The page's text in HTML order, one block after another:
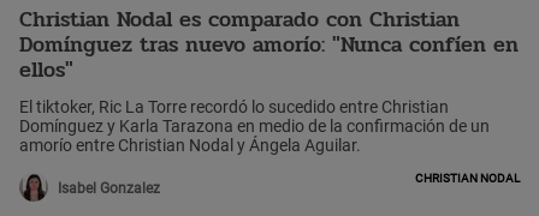
Christian Nodal es comparado con Christian
Domínguez tras nuevo amorío: "Nunca confíen en
ellos"
El tiktoker, Ric La Torre recordó lo sucedido entre Christian
Domínguez y Karla Tarazona en medio de la confirmación de un
amorío entre Christian Nodal y Ángela Aguilar.
Isabel Gonzalez
Christian Nodal